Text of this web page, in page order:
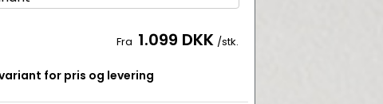
Fra 1.099 DKK /stk.
for pris og levering